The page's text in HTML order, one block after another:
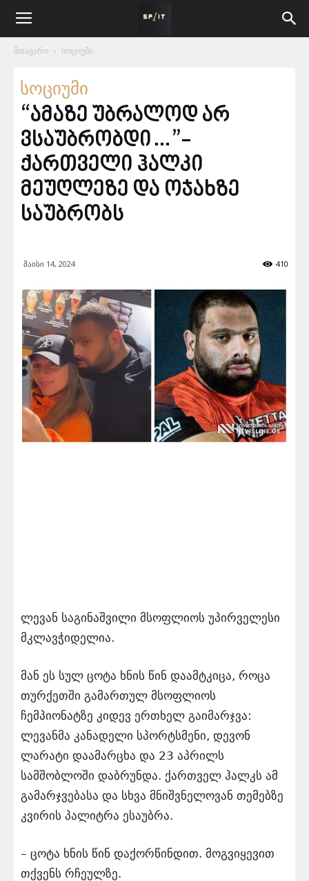
მთავარი სოციუმი
სოციუმი
“ამაზე უბრალოდ არ
ვსაუბრობდი…”-
ქართველი ჰალკი
მეუღლეზე და ოჯახზე
საუბრობს
მაისი 14, 2024 410
ლევან საგინაშვილი მსოფლიოს უპირველესი
მკლავჭიდელია.
მან ეს სულ ცოტა ხნის წინ დაამტკიცა, როცა
თურქეთში გამართულ მსოფლიოს
ჩემპიონატზე კიდევ ერთხელ გაიმარჯვა:
ლევანმა კანადელი სპორტსმენი, დევონ
ლარატი დაამარცხა და 23 აპრილს
სამშობლოში დაბრუნდა. ქართველ ჰალკს ამ
გამარჯვებასა და სხვა მნიშვნელოვან თემებზე
კვირის პალიტრა ესაუბრა.
– ცოტა ხნის წინ დაქორწინდით. მოგვიყევით
თქვენს რჩეულზე.